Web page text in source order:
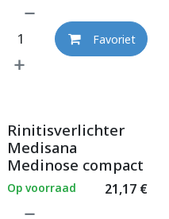
Favoriet
Rinitisverlichter
Medisana
Medinose compact
21,17€
Op voorraad